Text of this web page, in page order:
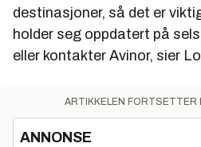
destinasjoner, så det er
holder seg oppdatert på
eller kontakter Avinor, sier
ARTIKKELEN FORTSETTER
ANNONSE